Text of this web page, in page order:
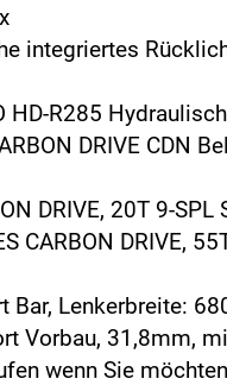
integriertes
HD-R285
DRIVE CDN
DRIVE, 20T 9-SPL
CARBON DRIVE,
Bar, Lenkerbreite:
Vorbau, 31,8mm,
wenn Sie